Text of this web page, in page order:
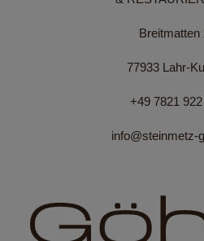
Breitmatten
77933 Lahr-
+49 7821
info@steinmetz-